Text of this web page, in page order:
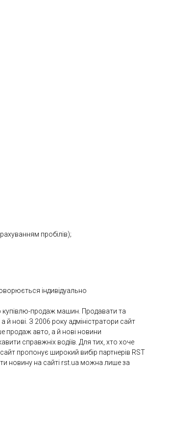
пробілів);
індивідуально
купівлю-продаж машин. Продавати та
й нові. З 2006 року адміністратори сайт
продаж авто, а й нові новини
справжніх водіїв. Для тих, хто хоче
пропонує широкий вибір партнерів RST
новину на сайті rst.ua можна лише за